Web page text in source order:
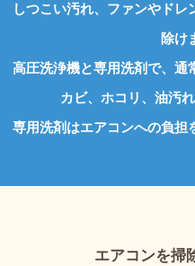
しつこい汚れ、ファンやドレ
除け
高圧洗浄機と専用洗剤で、通
カビ、ホコリ、油汚
専用洗剤はエアコンへの負担
エアコンを掃